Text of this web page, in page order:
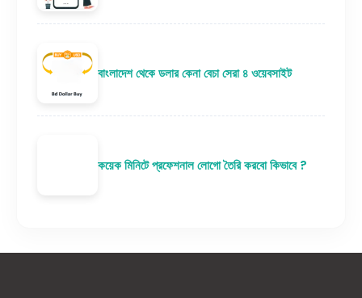
বাংলাদেশ থেকে ডলার কেনা বেচা সেরা ৪ ওয়েবসাইট
কয়েক মিনিটে প্রফেশনাল লোগো তৈরি করবো কিভাবে ?